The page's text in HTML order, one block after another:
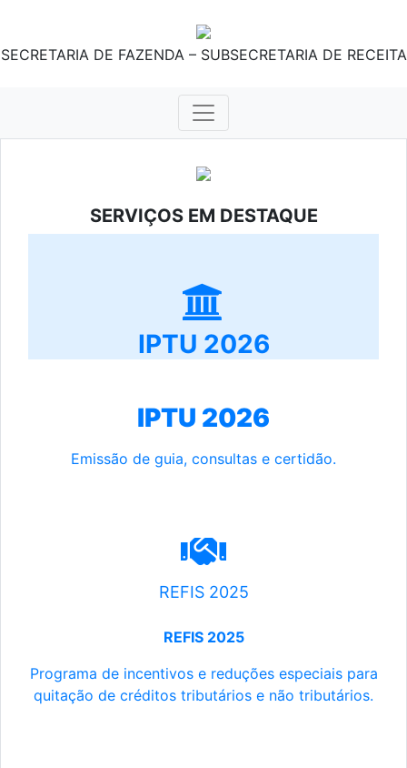
SECRETARIA DE FAZENDA – SUBSECRETARIA DE RECEITA
SERVIÇOS EM DESTAQUE
IPTU 2026
IPTU 2026
Emissão de guia, consultas e certidão.
REFIS 2025
REFIS 2025
Programa de incentivos e reduções especiais para
quitação de créditos tributários e não tributários.